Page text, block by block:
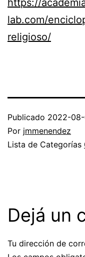
lab.com/
religioso/
Publicado 2022-
Por jmmenendez
Lista de Categorías
Dejá un
Tu dirección de